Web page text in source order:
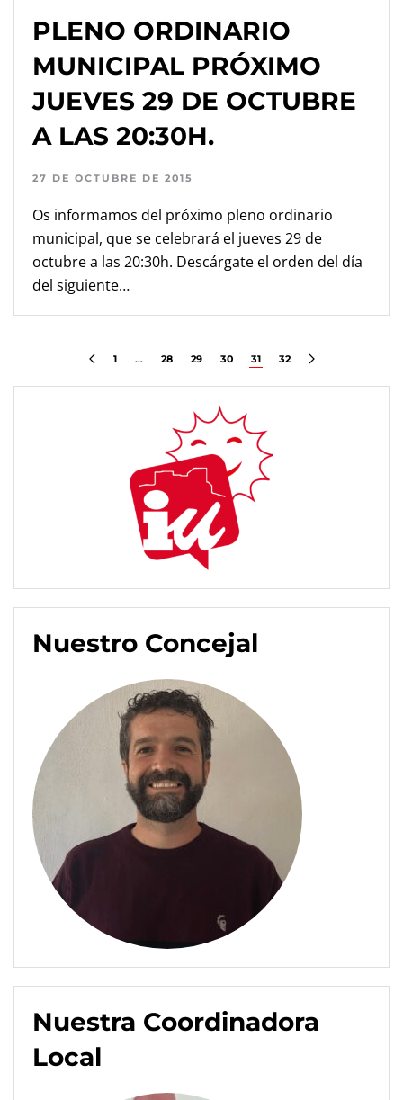
PLENO ORDINARIO
MUNICIPAL PRÓXIMO
JUEVES 29 DE OCTUBRE
A LAS 20:30H.
27 DE OCTUBRE DE 2015
Os informamos del próximo pleno ordinario
municipal, que se celebrará el jueves 29 de
octubre a las 20:30h. Descárgate el orden del día
del siguiente…
1 … 28 29 30 31 32
Nuestro Concejal
Nuestra Coordinadora
Local